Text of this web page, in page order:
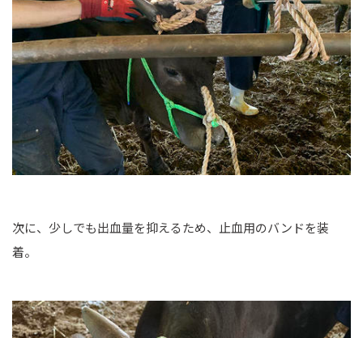
次に、少しでも出血量を抑えるため、止血用のバンドを装
着。